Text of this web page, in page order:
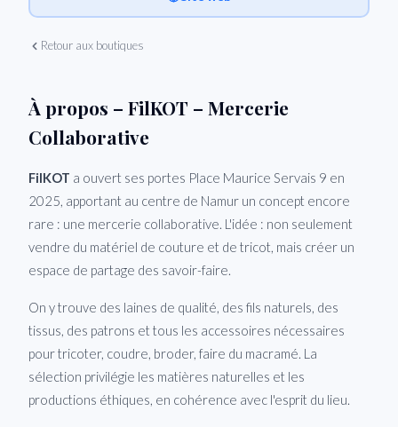
Retour aux boutiques
À propos – FilKOT – Mercerie
Collaborative
FilKOT a ouvert ses portes Place Maurice Servais 9 en
2025, apportant au centre de Namur un concept encore
rare : une mercerie collaborative. L'idée : non seulement
vendre du matériel de couture et de tricot, mais créer un
espace de partage des savoir-faire.
On y trouve des laines de qualité, des fils naturels, des
tissus, des patrons et tous les accessoires nécessaires
pour tricoter, coudre, broder, faire du macramé. La
sélection privilégie les matières naturelles et les
productions éthiques, en cohérence avec l'esprit du lieu.